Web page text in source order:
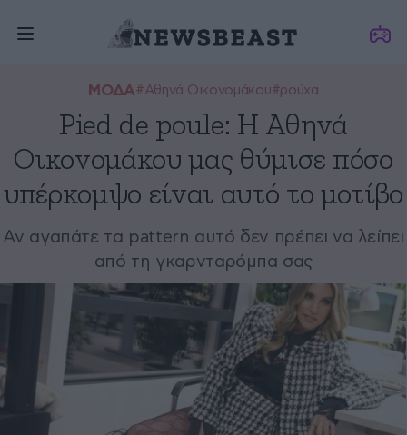
ΜΟΔΑ#Αθηνά Οικονομάκου#ρούχα
Pied de poule: Η Αθηνά
Οικονομάκου μας θύμισε πόσο
υπέρκομψο είναι αυτό το μοτίβο
Αν αγαπάτε τα pattern αυτό δεν πρέπει να λείπει
από τη γκαρνταρόμπα σας